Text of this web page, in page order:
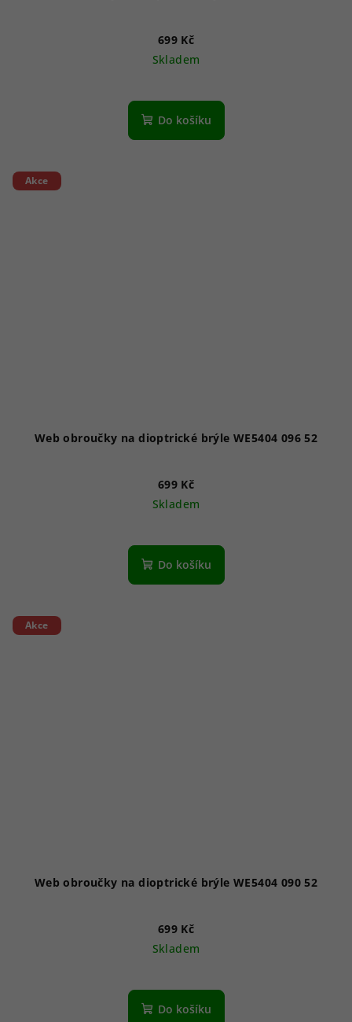
699 Kč
Skladem
Do košíku
Akce
Web obroučky na dioptrické brýle WE5404 096 52
699 Kč
Skladem
Do košíku
Akce
Web obroučky na dioptrické brýle WE5404 090 52
699 Kč
Skladem
Do košíku